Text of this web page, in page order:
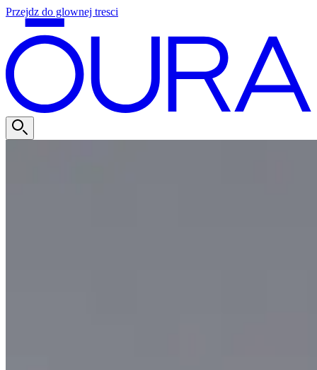
Przejdz do glownej tresci